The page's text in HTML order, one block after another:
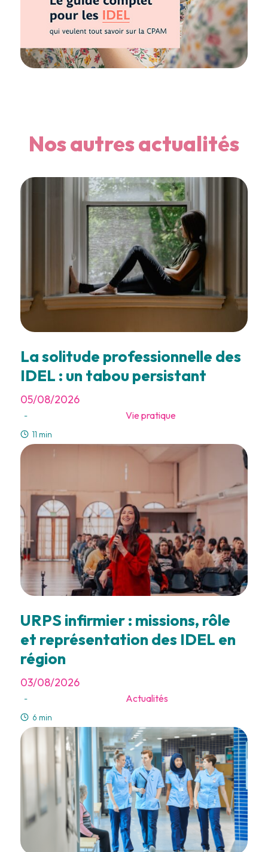
Nos autres actualités
La solitude professionnelle des
IDEL : un tabou persistant
05/08/2026
- Vie pratique
11 min
URPS infirmier : missions, rôle
et représentation des IDEL en
région
03/08/2026
- Actualités
6 min